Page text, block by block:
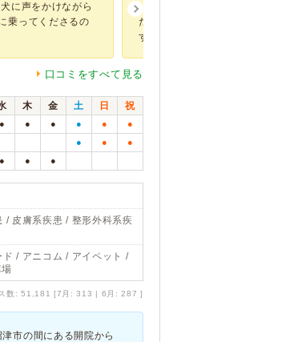
に声をかけながら
乗ってくださるの
いつもガレン動物病院さんにお世話
だ5ヶ月のミニチュアダックスフン
すが、初...
口コミをすべて見る
木 金 土 日
祝
● ● ● ● ● ●
● ● ●
● ● ●
/ 皮膚系疾患 / 整形外科系疾
ド / アニコム / アイペット /
数: 51,181 [7月: 313 | 6月: 287 ]
市の間にある開院から